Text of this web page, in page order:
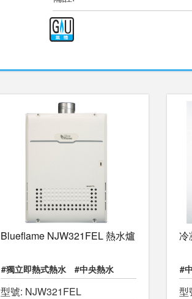
Blueflame NJW321FEL 熱水爐
#獨立即熱式熱水
#中央熱水
#暖水游泳池
#物理治療池
型號: NJW321FEL
冷
#
型